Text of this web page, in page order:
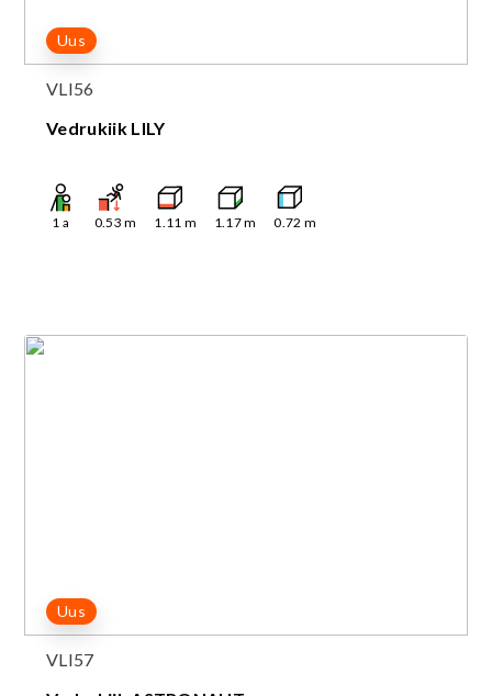
Uus
VLI56
Vedrukiik LILY
1 a 0.53 m 1.11 m 1.17m 0.72 m
Uus
VLI57